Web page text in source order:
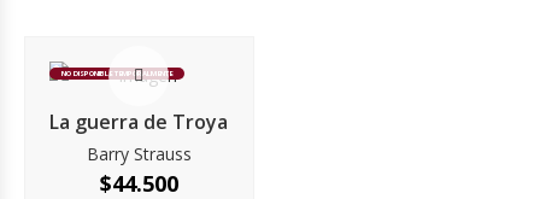
NO DISPONIBLE TEMPORALMENTE
La guerra de Troya
Barry Strauss
$44.500